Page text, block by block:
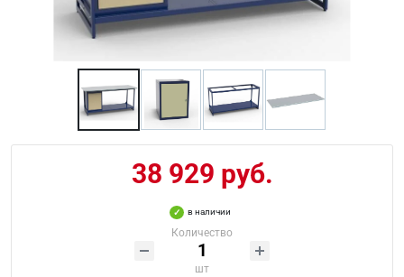
38 929 руб.
в наличии
Количество
шт